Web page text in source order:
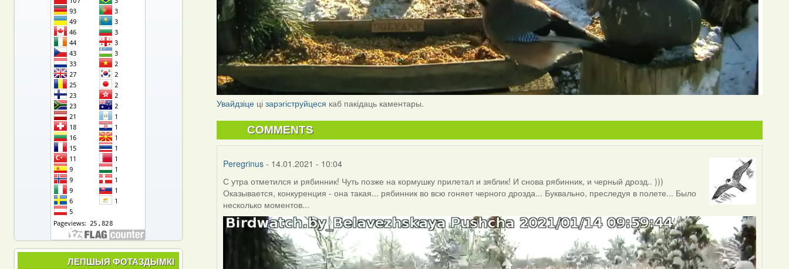
Увайдзіце цізарэгіструйцеся каб пакідаць каментары.
COMMENTS
Peregrinus - 14.01.2021 - 10:04
С утра отметился и рябинник! Чуть позже на кормушку прилетал и зяблик! И снова рябинник, и черный дрозд.. )))
Оказывается, конкуренция - она такая... рябинник во всю гоняет черного дрозда... Буквально, преследуя в полете... Было
несколько моментов...
ЛЕПШЫЯ ФОТАЗДЫМКІ